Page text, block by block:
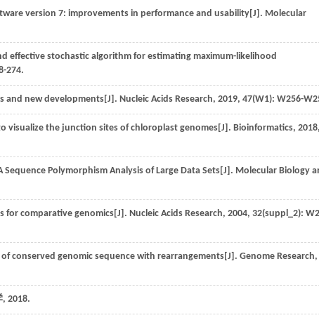
version 7: improvements in performance and usability[J]. Molecular
effective stochastic algorithm for estimating maximum-likelihood
274.
and new developments[J]. Nucleic Acids Research, 2019, 47(W1): W256-
visualize the junction sites of chloroplast genomes[J]. Bioinformatics, 2018,
Sequence Polymorphism Analysis of Large Data Sets[J]. Molecular Biology
for comparative genomics[J]. Nucleic Acids Research, 2004, 32(suppl_2):
conserved genomic sequence with rearrangements[J]. Genome Research,
, 2018.